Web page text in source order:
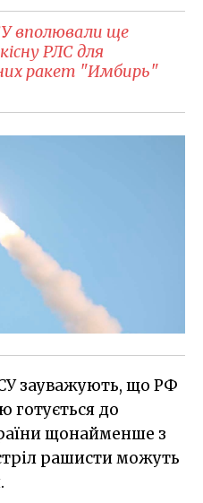
вполювали ще
РЛС для
ракет "Имбирь"
зауважують, що РФ
готується до
щонайменше з
рашисти можуть